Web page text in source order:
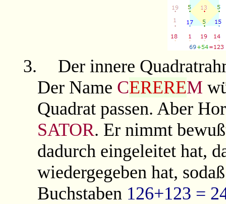
3.
Der innere
Der Name CEREREM
Quadrat passen. Aber
SATOR. Er nimmt
dadurch eingeleitet hat,
wiedergegeben hat,
Buchstaben 126+123 =